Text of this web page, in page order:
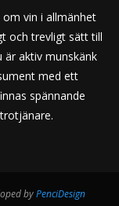
vin i allmänhet
och trevligt sätt till
är aktiv munskänk
med ett
spännande
byPenciDesign